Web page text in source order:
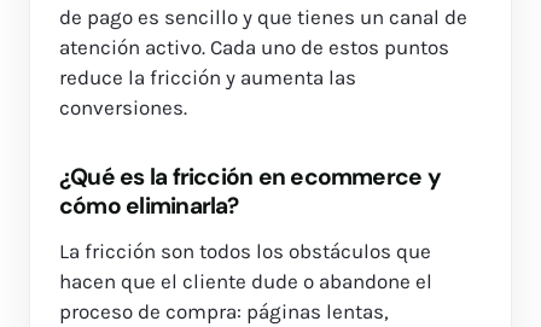
de pago es sencillo y que tienes un canal de
atención activo. Cada uno de estos puntos
reduce la fricción y aumenta las
conversiones.
¿Qué es la fricción en ecommerce y
cómo eliminarla?
La fricción son todos los obstáculos que
hacen que el cliente dude o abandone el
proceso de compra: páginas lentas,